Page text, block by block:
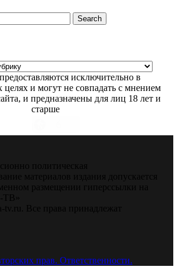
Search
исключительно в
целях и могут не совпадать с мнением
и предназначены для лиц 18 лет и
старше
политическая
материалов издания допускается
размещении гиперссылки на
tv.ru. Все права принадлежат
прав. Ответственности.